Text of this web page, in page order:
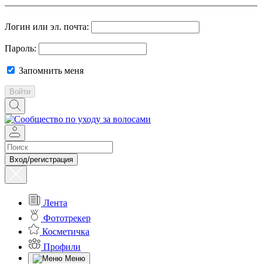
Логин или эл. почта:
Пароль:
Запомнить меня
Войти
Вход/регистрация
Лента
Фототрекер
Косметичка
Профили
Меню